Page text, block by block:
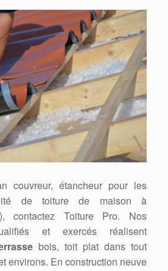
couvreur, étancheur pour les
de toiture de maison à
contactez Toiture Pro. Nos
et exercés réalisent
bois, toit plat dans tout
environs. En construction neuve